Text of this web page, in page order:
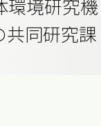
環境研究機
共同研究課